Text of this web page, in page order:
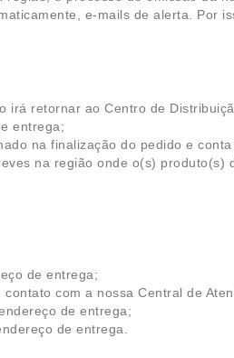
e-mails de alerta. Por
irá retornar ao Centro de
entrega;
na finalização do pedido e
na região onde o(s)
de entrega;
com a nossa Central de
de entrega;
de entrega.